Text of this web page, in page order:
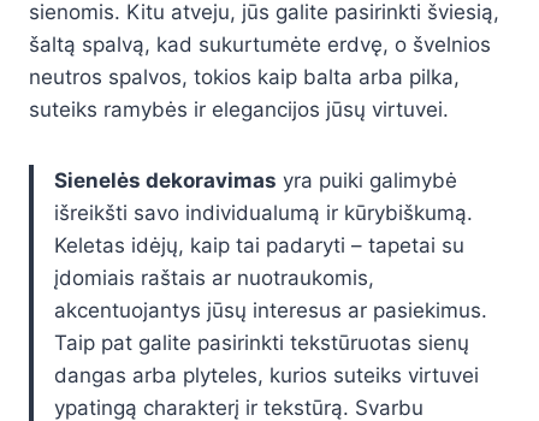
sienomis. Kitu atveju, jūs galite pasirinkti šviesią,
šaltą spalvą, kad sukurtumėte erdvę, o švelnios
neutros spalvos, tokios kaip balta arba pilka,
suteiks ramybės ir elegancijos jūsų virtuvei.
Sienelės dekoravimas yra puiki galimybė
išreikšti savo individualumą ir kūrybiškumą.
Keletas idėjų, kaip tai padaryti – tapetai su
įdomiais raštais ar nuotraukomis,
akcentuojantys jūsų interesus ar pasiekimus.
Taip pat galite pasirinkti tekstūruotas sienų
dangas arba plyteles, kurios suteiks virtuvei
ypatingą charakterį ir tekstūrą. Svarbu